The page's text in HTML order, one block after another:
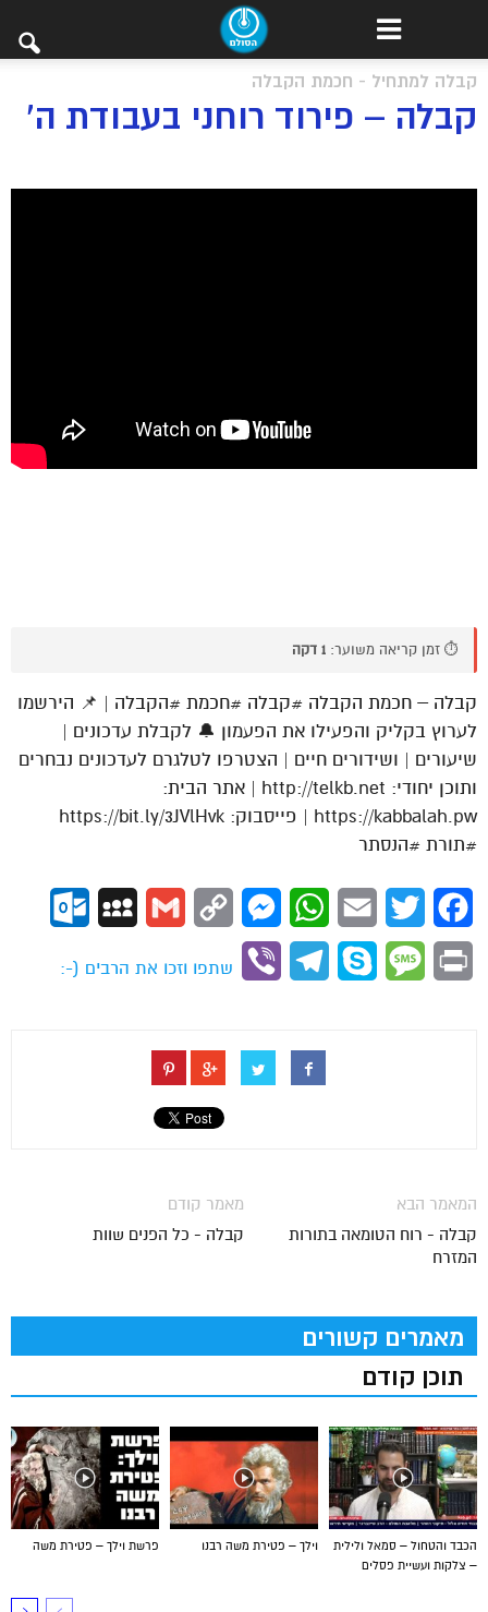
קבלה למתחיל - חכמת הקבלה
קבלה – פירוד רוחני בעבודת ה’
⏱️ זמן קריאה משוער: 1 דקה
קבלה – חכמת הקבלה #קבלה #חכמת #הקבלה | 📌 הירשמו
לערוץ בקליק והפעילו את הפעמון 🔔 לקבלת עדכונים |
שיעורים | ושידורים חיים | הצטרפו לטלגרם לעדכונים נבחרים
ותוכן יחודי: http://telkb.net | אתר הבית:
https://kabbalah.pw | פייסבוק: https://bit.ly/3JVlHvk
#תורת #הנסתר
Facebook
Twitter
Email
WhatsApp
Messenger
Copy
Gmail
MySpace
Print
Message
Skype
Telegram
Viber
שתפו וזכו את הרבים (-:
מאמר קודם
קבלה - כל הפנים שוות
המאמר הבא
קבלה - רוח הטומאה בתורות
המזרח
מאמרים קשורים
תוכן קודם
פרשת וילך – פטירת משה וילך – פטירת משה רבנו
הכבד והטחול – סמאל ולילית
– צלקות ועשיית פסלים